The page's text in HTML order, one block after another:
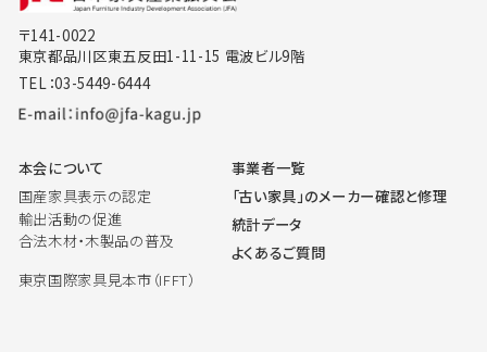
〒141-0022
東京都品川区東五反田1-11-15 電波ビル9階
TEL：03-5449-6444
本会について
国産家具表示の認定
輸出活動の促進
合法木材・木製品の普及
東京国際家具見本市（IFFT）
事業者一覧
「古い家具」のメーカー確認と修理
統計データ
よくあるご質問